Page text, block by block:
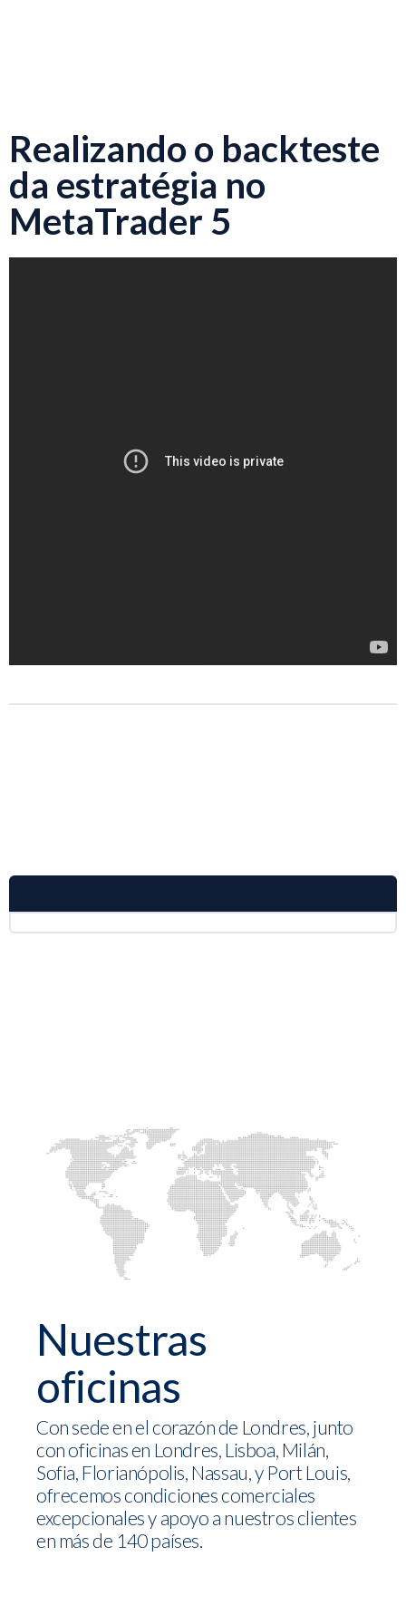
Realizando o backteste
da estratégia no
MetaTrader 5
Nuestras
oficinas
Con sede en el corazón de Londres, junto
con oficinas en Londres, Lisboa, Milán,
Sofia, Florianópolis, Nassau, y Port Louis,
ofrecemos condiciones comerciales
excepcionales y apoyo a nuestros clientes
en más de 140 países.